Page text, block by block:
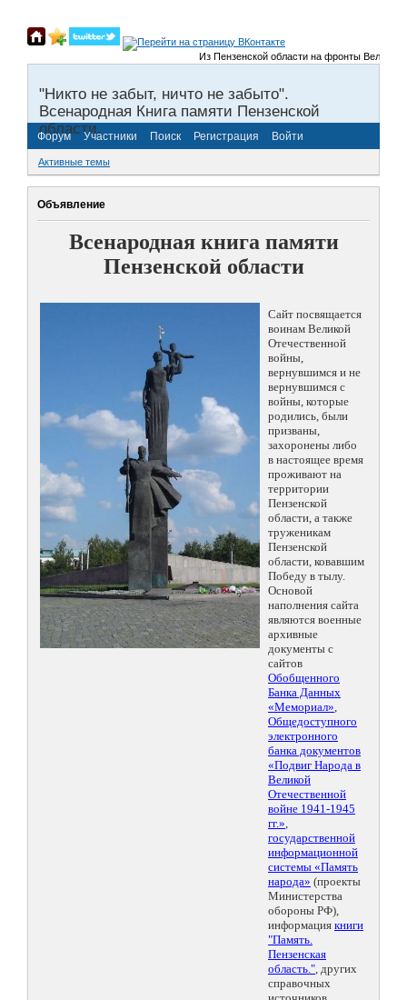
Из Пензенской области на фронты Великой
"Никто не забыт, ничто не забыто".
Всенародная Книга памяти Пензенской
области.
Форум Участники Поиск Регистрация Войти
Активные темы
Объявление
Всенародная книга памяти
Пензенской области
Сайт посвящается
воинам Великой
Отечественной
войны,
вернувшимся и не
вернувшимся с
войны, которые
родились, были
призваны,
захоронены либо
в настоящее время
проживают на
территории
Пензенской
области, а также
труженикам
Пензенской
области, ковавшим
Победу в тылу.
Основой
наполнения сайта
являются военные
архивные
документы с
сайтов
Обобщенного
Банка Данных
«Мемориал»,
Общедоступного
электронного
банка документов
«Подвиг Народа в
Великой
Отечественной
войне 1941-1945
гг.»,
государственной
информационной
системы «Память
народа» (проекты
Министерства
обороны РФ),
информация книги
"Память.
Пензенская
область.", других
справочных